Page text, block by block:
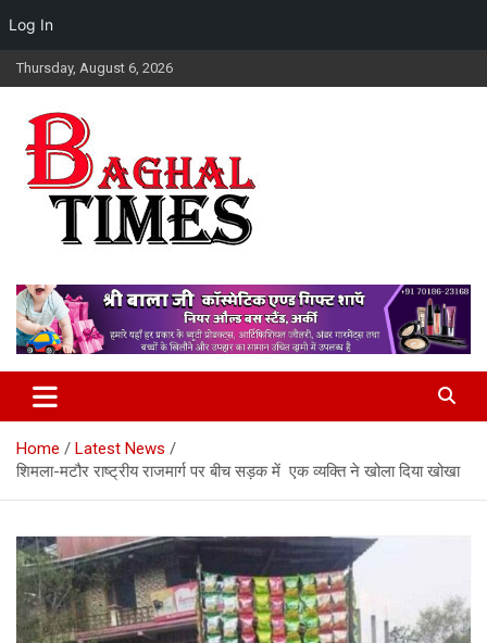
Log In
Skip
to
Thursday, August 6, 2026
Baghal Times : Breaking News,
Himachal Hindi News, Latest
Himachal News, HP News.
Financial And Business News, Sports, Automobile, Entertainment,
Latest Gadget News, Lifestyle, Health, And Latest Updates From
Around The World.
Home
Latest News
शिमला-मटौर राष्ट्रीय राजमार्ग पर बीच सड़क में एक व्यक्ति ने खोला दिया खोखा